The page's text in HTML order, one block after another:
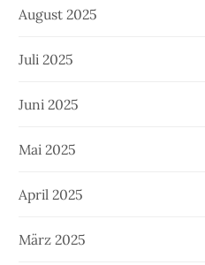
August 2025
Juli 2025
Juni 2025
Mai 2025
April 2025
März 2025